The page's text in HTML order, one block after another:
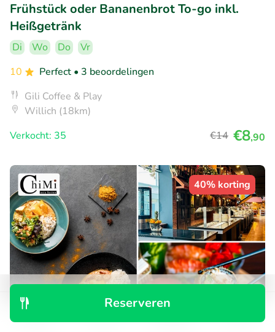
Reserveren
Frühstück oder Bananenbrot To-go inkl.
Heißgetränk
Di Wo Do
Vr
10
Perfect • 3 beoordelingen
Gili Coffee & Play
Willich (18km)
Verkocht: 35
€14 €8,90
40% korting